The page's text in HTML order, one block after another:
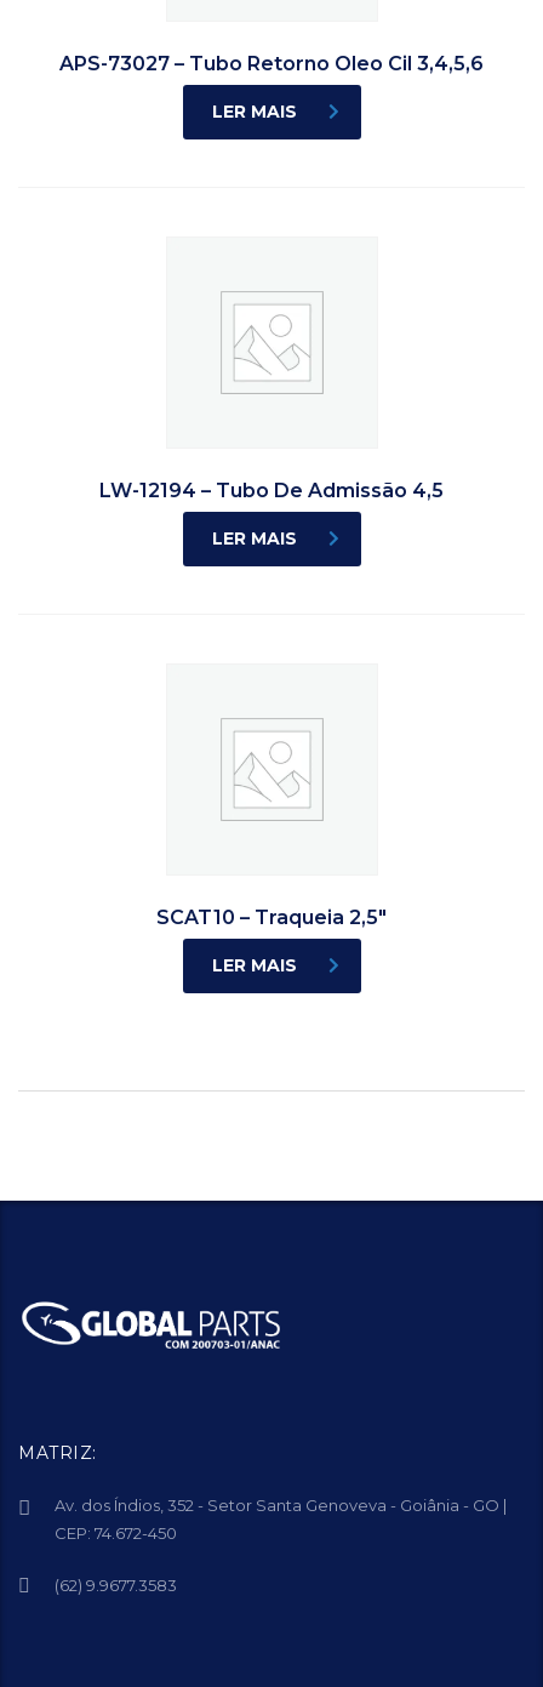
APS-73027 – Tubo Retorno Oleo Cil 3,4,5,6
LER MAIS
LW-12194 – Tubo De Admissão 4,5
LER MAIS
SCAT10 – Traqueia 2,5″
LER MAIS
MATRIZ:
Av. dos Índios, 352 - Setor Santa Genoveva - Goiânia - GO |
CEP: 74.672-450
(62) 9.9677.3583